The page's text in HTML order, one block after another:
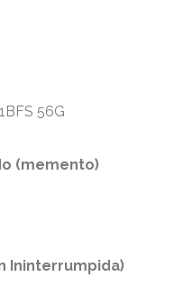
56G
(memento)
Ininterrumpida)